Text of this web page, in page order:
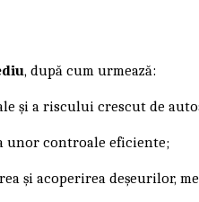
, după cum urmează:
și a riscului crescut de
unor controale eficiente;
și acoperirea deșeurilor,